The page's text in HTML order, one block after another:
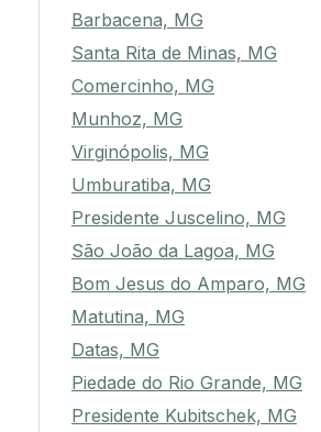
Barbacena, MG
Santa Rita de Minas, MG
Comercinho, MG
Munhoz, MG
Virginópolis, MG
Umburatiba, MG
Presidente Juscelino, MG
São João da Lagoa, MG
Bom Jesus do Amparo, MG
Matutina, MG
Datas, MG
Piedade do Rio Grande, MG
Presidente Kubitschek, MG